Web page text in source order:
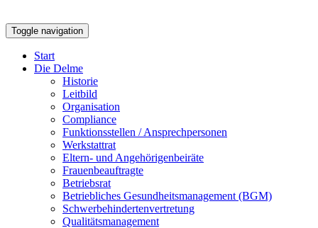
Toggle navigation
Start
Die Delme
Historie
Leitbild
Organisation
Compliance
Funktionsstellen / Ansprechpersonen
Werkstattrat
Eltern- und Angehörigenbeiräte
Frauenbeauftragte
Betriebsrat
Betriebliches Gesundheitsmanagement (BGM)
Schwerbehindertenvertretung
Qualitätsmanagement